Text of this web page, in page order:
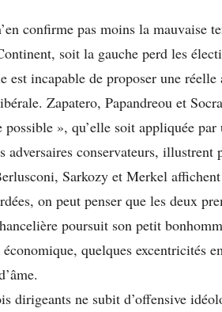
confirme pas moins la mauvaise
soit la gauche perd les
est incapable de proposer une
Zapatero, Papandreou et
», qu’elle soit appliquée
adversaires conservateurs, illustrent
Sarkozy et Merkel
on peut penser que les deux
poursuit son petit
quelques excentricités
dirigeants ne subit d’offensive